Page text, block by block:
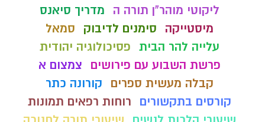
ליקוטי מוהר"ן תורה ה
מדריך סיאנס
מיסטייקה
סימנים לדיבוק
סמאל
עלייה להר הבית פסיכולוגיה יהודית
פרשת השבוע עם פירושים
צמצום א
קבלה מעשית ספרים
קורונה כתר
קורסים בתקשורים
רוחות רפאים תמונות